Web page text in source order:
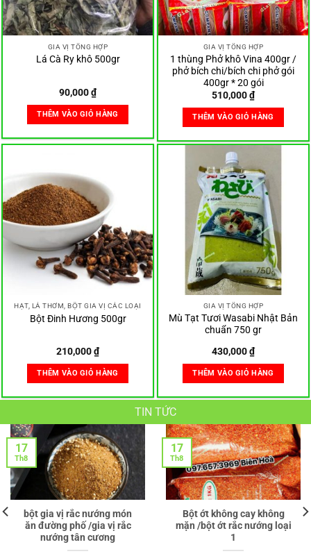
GIA VỊ TỔNG HỢP
Lá Cà Ry khô 500gr
90,000₫
THÊM VÀO GIỎ HÀNG
GIA VỊ TỔNG HỢP
1 thùng Phở khô Vina 400gr /
phở bích chi/bích chi phở gói
400gr * 20 gói
510,000₫
THÊM VÀO GIỎ HÀNG
HẠT, LÁ THƠM, BỘT GIA VỊ CÁC LOẠI
Bột Đinh Hương 500gr
210,000₫
THÊM VÀO GIỎ HÀNG
GIA VỊ TỔNG HỢP
Mù Tạt Tươi Wasabi Nhật Bản
chuẩn 750 gr
430,000₫
THÊM VÀO GIỎ HÀNG
TIN TỨC
Bột cá Dảnh/Bột cá đại địa
dùng nấu súp,làm muối ,sốt
….
19
Th5
Bột Nấm hương –
mushroom powder Lee
Kum Kee 200gr – Hồng
Kông
24
Th3